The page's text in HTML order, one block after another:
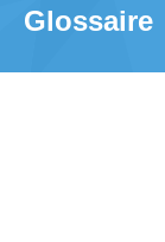
Glossaire